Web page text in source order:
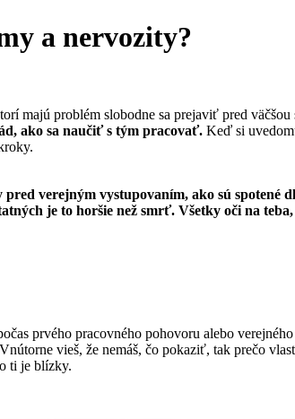
a nervozity?
majú problém slobodne sa prejaviť pred
ako sa naučiť s tým pracovať. Keď si
verejným vystupovaním, ako sú
je to horšie než smrť. Všetky oči na
prvého pracovného pohovoru alebo
vieš, že nemáš, čo pokaziť, tak prečo
ti je blízky.